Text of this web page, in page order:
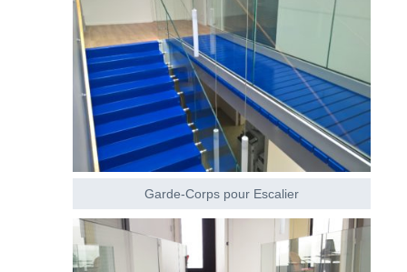
Garde-Corps pour Escalier